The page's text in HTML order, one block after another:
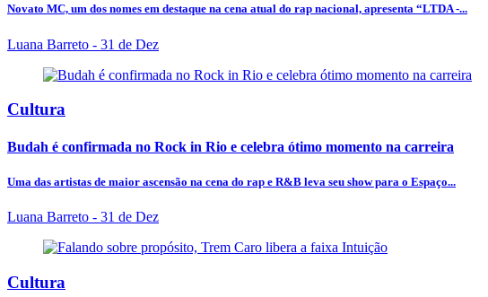
Novato MC, um dos nomes em destaque na cena atual do rap nacional, apresenta “LTDA -...
Luana Barreto - 31 de Dez
Cultura
Budah é confirmada no Rock in Rio e celebra ótimo momento na carreira
Uma das artistas de maior ascensão na cena do rap e R&B leva seu show para o Espaço...
Luana Barreto - 31 de Dez
Cultura